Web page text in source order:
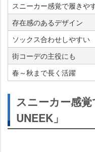
スニーカー感覚で履きや
存在感のあるデザイン
ソックス合わせしやすい
街コーデの主役にも
春～秋まで長く活躍
スニーカー感
UNEEK」